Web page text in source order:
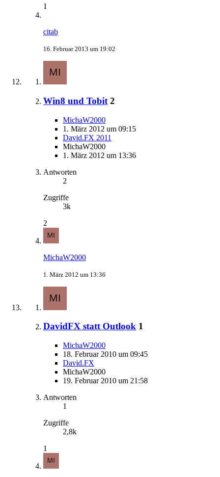
1
citab
16. Februar 2013 um 19:02
Win8 und Tobit 2
MichaW2000
1. März 2012 um 09:15
David.FX 2011
MichaW2000
1. März 2012 um 13:36
Antworten
2
Zugriffe
3k
2
MichaW2000
1. März 2012 um 13:36
DavidFX statt Outlook 1
MichaW2000
18. Februar 2010 um 09:45
David.FX
MichaW2000
19. Februar 2010 um 21:58
Antworten
1
Zugriffe
2,8k
1